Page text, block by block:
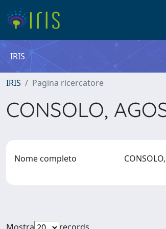
IRIS
IRIS Pagina ricercatore
CONSOLO,
Nome completo